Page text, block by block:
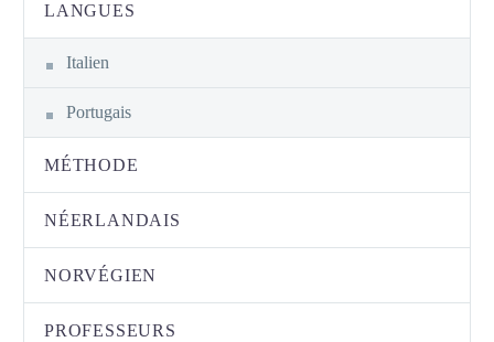
LANGUES
Italien
Portugais
MÉTHODE
NÉERLANDAIS
NORVÉGIEN
PROFESSEURS